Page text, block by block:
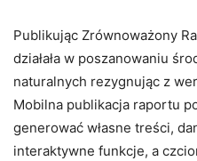
Publikując Zrównoważony
działała w poszanowaniu
naturalnych rezygnując z
Mobilna publikacja raportu
generować własne treści,
interaktywne funkcje, a